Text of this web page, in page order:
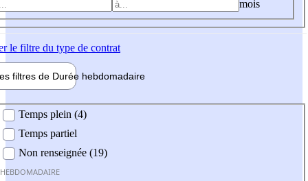
mois
le filtre du type de contrat
filtres de Durée hebdomadaire
Temps plein (4)
Temps partiel
Non renseignée (19)